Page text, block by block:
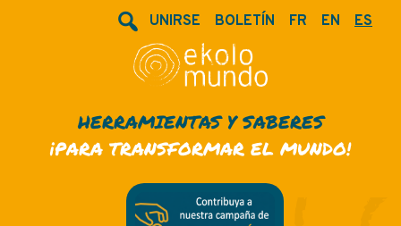
UNIRSE BOLETÍN FR EN ES
HERRAMIENTAS Y SABERES
¡PARA TRANSFORMAR EL MUNDO!